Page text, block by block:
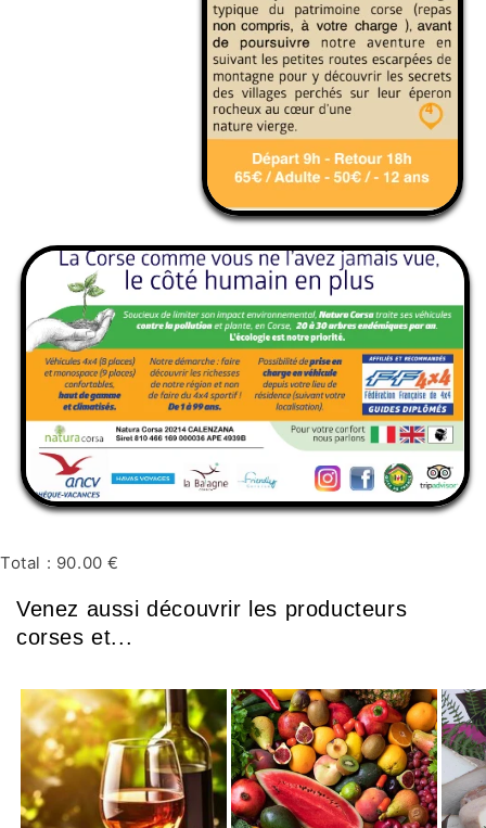
Total : 90.00 €
Venez aussi découvrir les producteurs
corses et...